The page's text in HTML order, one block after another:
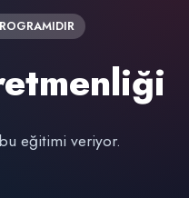
eğitimi veriyor.